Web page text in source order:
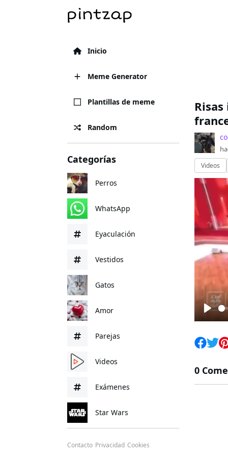
Inicio
Meme Generator
Plantillas de meme
Random
Categorías
Perros
WhatsApp
Eyaculación
Vestidos
Gatos
Amor
Parejas
Videos
Exámenes
Star Wars
Contacto Privacidad Cookies
Videos
Play
0